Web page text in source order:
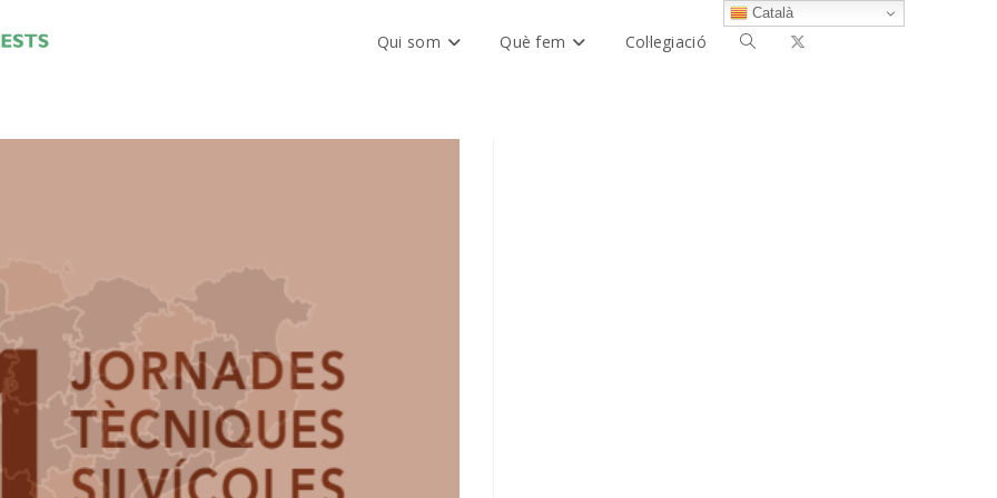
Qui som Què fem Col·legiació
Català
Alterna